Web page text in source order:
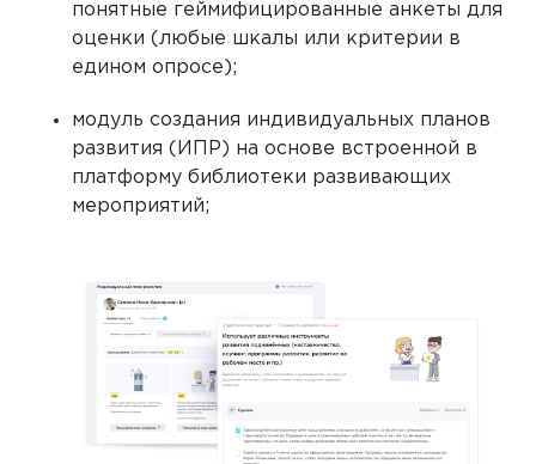
понятные геймифицированные анкеты для
оценки (любые шкалы или критерии в
едином опросе);
модуль создания индивидуальных планов
развития (ИПР) на основе встроенной в
платформу библиотеки развивающих
мероприятий;